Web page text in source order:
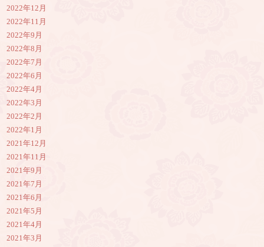
2022年12月
2022年11月
2022年9月
2022年8月
2022年7月
2022年6月
2022年4月
2022年3月
2022年2月
2022年1月
2021年12月
2021年11月
2021年9月
2021年7月
2021年6月
2021年5月
2021年4月
2021年3月